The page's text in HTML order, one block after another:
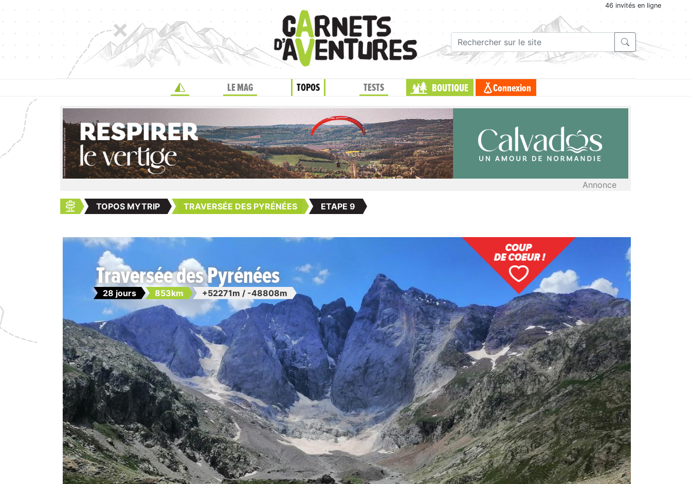
46 invités en ligne
LE MAG TOPOS TESTS BOUTIQUE Connexion
Annonce
TOPOS MYTRIP TRAVERSÉE DES PYRÉNÉES ETAPE 9
Traversée des Pyrénées
28 jours 853km +52271m / -48808m